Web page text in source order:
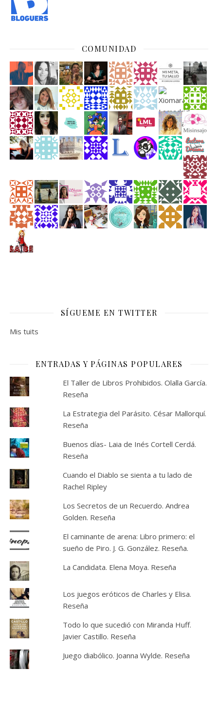
COMUNIDAD
SÍGUEME EN TWITTER
Mis tuits
ENTRADAS Y PÁGINAS POPULARES
El Taller de Libros Prohibidos. Olalla García.
Reseña
La Estrategia del Parásito. César Mallorquí.
Reseña
Buenos días- Laia de Inés Cortell Cerdá.
Reseña
Cuando el Diablo se sienta a tu lado de
Rachel Ripley
Los Secretos de un Recuerdo. Andrea
Golden. Reseña
El caminante de arena: Libro primero: el
sueño de Piro. J. G. González. Reseña.
La Candidata. Elena Moya. Reseña
Los juegos eróticos de Charles y Elisa.
Reseña
Todo lo que sucedió con Miranda Huff.
Javier Castillo. Reseña
Juego diabólico. Joanna Wylde. Reseña